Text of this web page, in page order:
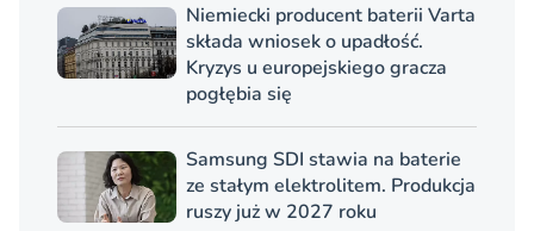
Niemiecki producent baterii Varta
składa wniosek o upadłość.
Kryzys u europejskiego gracza
pogłębia się
Samsung SDI stawia na baterie
ze stałym elektrolitem. Produkcja
ruszy już w 2027 roku